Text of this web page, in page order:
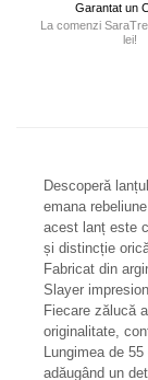
Garantat un
La comenzi
lei!
Descoperă
emana
acest lanț este
și distincție
Fabricat din
Slayer
Fiecare zălucă
originalitate,
Lungimea de
adăugând un